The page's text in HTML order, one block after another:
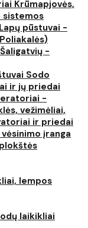
Krūmapjovės,
sistemos
Lapų pūstuvai -
Šaligatvių -
Sodo
ir jų priedai
-
vežimėliai,
ir priedai
įranga
lempos
laikikliai